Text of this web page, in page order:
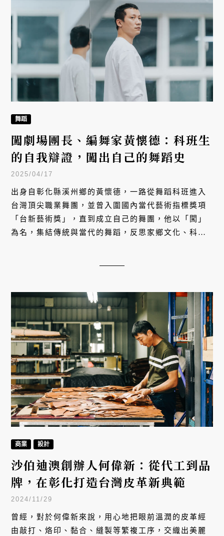
舞蹈
闖劇場團長、編舞家黃懷德：科班生
的自我辯證，闖出自己的舞蹈史
2025/04/17
出身自彰化縣溪州鄉的黃懷德，一路從舞蹈科班進入
台灣頂尖職業舞團，並曾入圍國內當代藝術指標獎項
「台新藝術獎」，直到成立自己的舞團，他以「闖」
為名，集結傳統與當代的舞蹈，反思家鄉文化、科班
商業 設計
沙伯迪澳創辦人何偉新：從代工到品
牌，在彰化打造台灣皮革新典範
2024/11/29
曾經，對於何偉新來說，用心地把眼前溫潤的皮革經
由敲打、烙印、黏合、縫製等繁複工序，交織出美麗